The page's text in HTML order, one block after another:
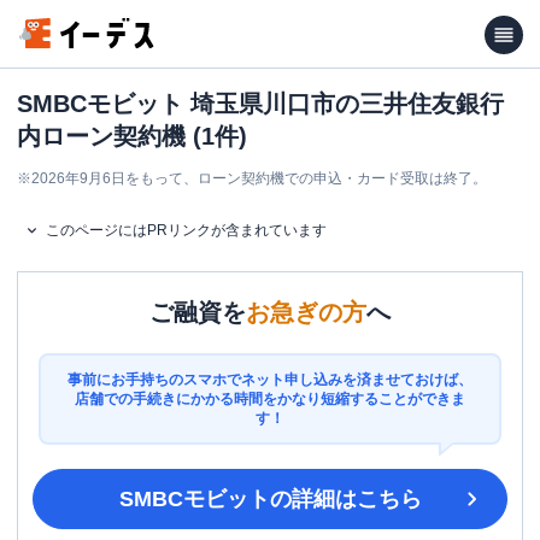
SMBCモビット 埼玉県川口市の三井住友銀行
内ローン契約機 (1件)
※2026年9月6日をもって、ローン契約機での申込・カード受取は終了。
このページにはPRリンクが含まれています
ご融資をお急ぎの方へ
事前にお手持ちのスマホでネット申し込みを済ませておけば、
店舗での手続きにかかる時間をかなり短縮することができま
す！
SMBCモビットの詳細はこちら